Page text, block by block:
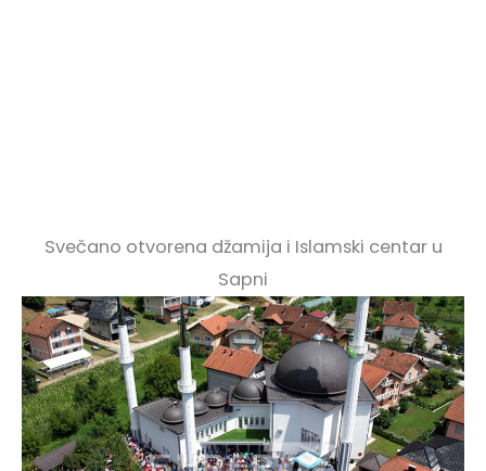
Svečano otvorena džamija i Islamski centar u
Sapni